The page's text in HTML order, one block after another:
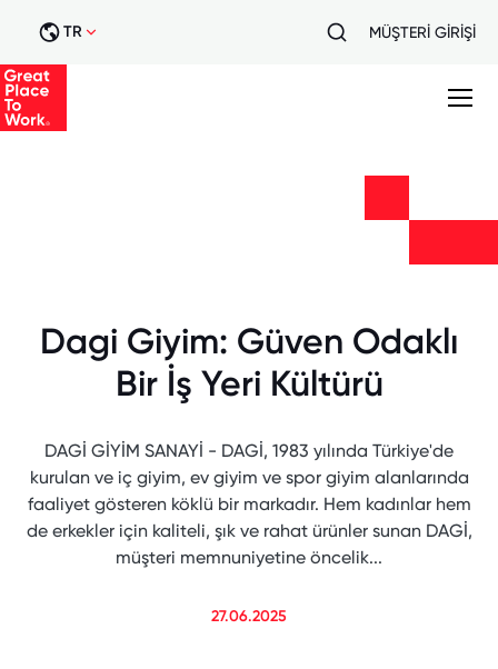
TR MÜŞTERİ GİRİŞİ
Dagi Giyim: Güven Odaklı
Bir İş Yeri Kültürü
DAGİ GİYİM SANAYİ - DAGİ, 1983 yılında Türkiye'de
kurulan ve iç giyim, ev giyim ve spor giyim alanlarında
faaliyet gösteren köklü bir markadır. Hem kadınlar hem
de erkekler için kaliteli, şık ve rahat ürünler sunan DAGİ,
müşteri memnuniyetine öncelik...
27.06.2025